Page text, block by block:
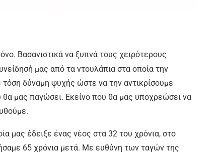
Βασανιστικά να ξυπνά τους χειρότερους
μας από τα ντουλάπια στα οποία την
δύναμη ψυχής ώστε να την αντικρίσουμε
μας παγώσει. Εκείνο που θα μας υποχρεώσει να
μας έδειξε ένας νέος στα 32 του χρόνια, στο
65 χρόνια μετά. Με ευθύνη των ταγών της